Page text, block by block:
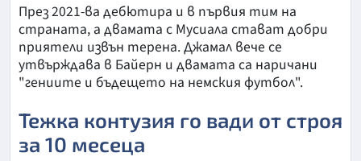
През 2021-ва дебютира и в първия тим на
страната, а двамата с Мусиала стават добри
приятели извън терена. Джамал вече се
утвърждава в Байерн и двамата са наричани
"гениите и бъдещето на немския футбол".
Тежка контузия го вади от строя
за 10 месеца